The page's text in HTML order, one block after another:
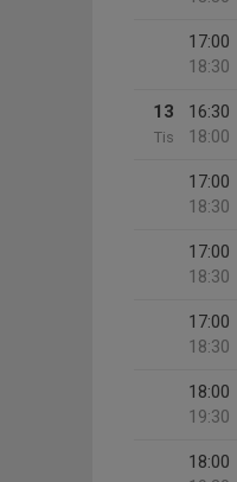
17:00
18:30
13
Tis
16:30
18:00
17:00
18:30
17:00
18:30
17:00
18:30
18:00
19:30
18:00